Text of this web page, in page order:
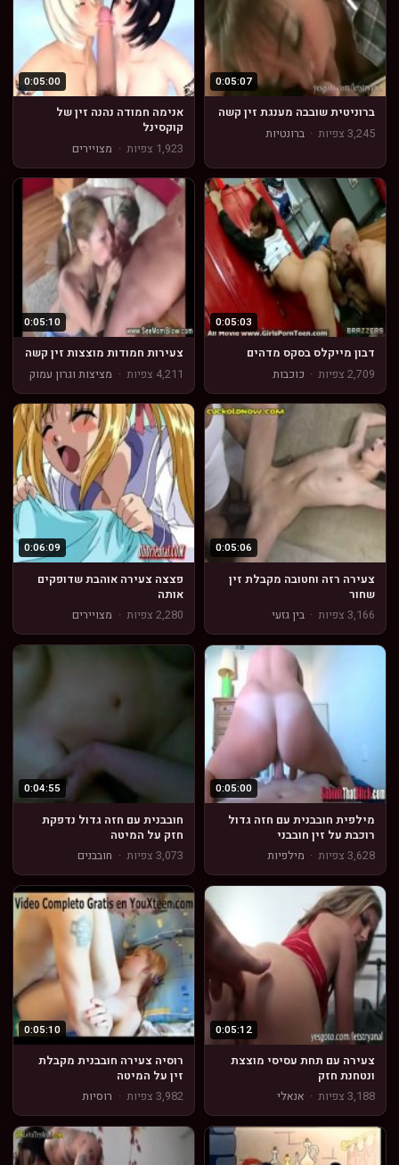
0:05:07
ברוניטית שובבה מענגת זין קשה
3,245 צפיות
· ברונטיות
0:05:00
אנימה חמודה נהנה זין של
קוקסינל
1,923 צפיות
· מצויירים
0:05:03
דבון מייקלס בסקס מדהים
2,709 צפיות
· כוכבות
0:05:10
צעירות חמודות מוצצות זין קשה
4,211 צפיות
· מציצות וגרון עמוק
0:05:06
צעירה רזה וחטובה מקבלת זין
שחור
3,166 צפיות
· בין גזעי
0:06:09
פצצה צעירה אוהבת שדופקים
אותה
2,280 צפיות
· מצויירים
0:05:00
מילפית חובבנית עם חזה גדול
רוכבת על זין חובבני
3,628 צפיות
· מילפיות
0:04:55
חובבנית עם חזה גדול נדפקת
חזק על המיטה
3,073 צפיות
· חובבנים
0:05:12
צעירה עם תחת עסיסי מוצצת
ונטחנת חזק
3,188 צפיות
· אנאלי
0:05:10
רוסיה צעירה חובבנית מקבלת
זין על המיטה
3,982 צפיות
· רוסיות